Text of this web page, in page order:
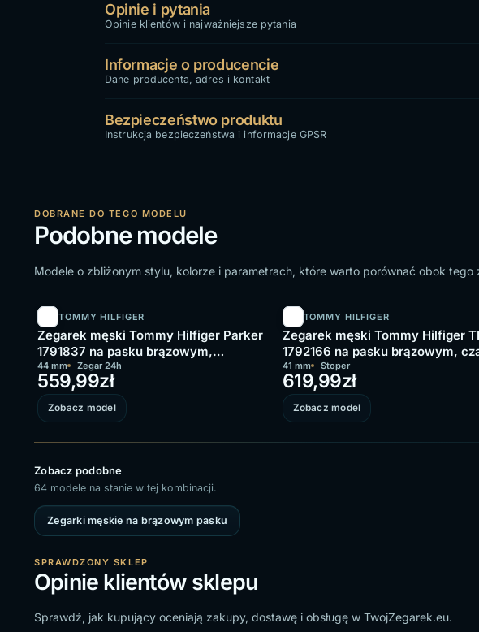
Opinie i pytania
Opinie klientów i najważniejsze pytania
Informacje o producencie
Dane producenta, adres i kontakt
Bezpieczeństwo produktu
Instrukcja bezpieczeństwa i informacje GPSR
DOBRANE DO TEGO MODELU
Podobne modele
Modele o zbliżonym stylu, kolorze i parametrach, które warto porównać obok tego
TOMMY HILFIGER
Zegarek męski Tommy Hilfiger Parker
1791837 na pasku brązowym,
granatowa tarcza
44 mm Zegar 24h
559,99zł
Zobacz model
TOMMY HILFIGER
Zegarek męski Tommy Hilfiger
1792166 na pasku brązowym,
tarcza
41 mm Stoper
619,99zł
Zobacz model
Zobacz podobne
64 modele na stanie w tej kombinacji.
Zegarki męskie na brązowym pasku
SPRAWDZONY SKLEP
Opinie klientów sklepu
Sprawdź, jak kupujący oceniają zakupy, dostawę i obsługę w TwojZegarek.eu.